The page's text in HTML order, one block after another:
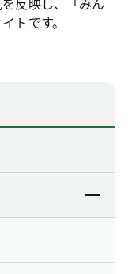
トです。